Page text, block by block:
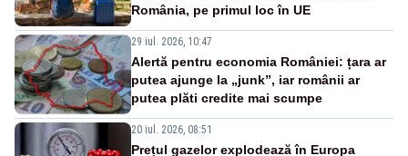
România, pe primul loc în UE
29 iul. 2026, 10:47
Alertă pentru economia României: țara ar
putea ajunge la „junk”, iar românii ar
putea plăti credite mai scumpe
20 iul. 2026, 08:51
Prețul gazelor explodează în Europa